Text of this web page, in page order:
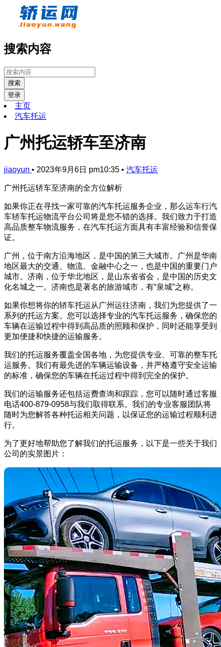
搜索内容
搜索
登录
主页
汽车托运
广州托运轿车至济南
jiaoyun • 2023年9月6日 pm10:35 • 汽车托运
广州托运轿车至济南的全方位解析
如果你正在寻找一家可靠的汽车托运服务企业，那么运车行汽
车轿车托运物流平台公司将是您不错的选择。我们致力于打造
高品质整车物流服务，在汽车托运方面具有丰富经验和信誉保
证。
广州，位于南方沿海地区，是中国的第三大城市。广州是华南
地区最大的交通、物流、金融中心之一，也是中国的重要门户
城市。济南，位于华北地区，是山东省省会，是中国的历史文
化名城之一。济南也是著名的旅游城市，有“泉城”之称。
如果你想将你的轿车托运从广州运往济南，我们为您提供了一
系列的托运方案。您可以选择专业的汽车托运服务，确保您的
车辆在运输过程中得到高品质的照顾和保护，同时还能享受到
更加便捷和快捷的运输服务。
我们的托运服务覆盖全国各地，为您提供专业、可靠的整车托
运服务。我们有最先进的车辆运输设备，并严格遵守安全运输
的标准，确保您的车辆在托运过程中得到完全的保护。
我们的运输服务还包括运费查询和跟踪，您可以随时通过客服
电话400-879-0958与我们取得联系。我们的专业客服团队将
随时为您解答各种托运相关问题，以保证您的运输过程顺利进
行。
为了更好地帮助您了解我们的托运服务，以下是一些关于我们
公司的实景图片：